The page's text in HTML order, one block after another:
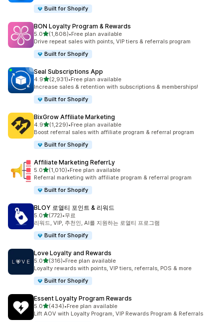
Built for Shopify
BON Loyalty Program & Rewards
5.0별 5개 중
(1,808)
총 리뷰 1808개
•Free plan available
Drive repeat sales with points, VIP tiers & referrals program
Built for Shopify
Seal Subscriptions App
4.9별 5개 중
(2,931)
총 리뷰 2931개
•Free plan available
Increase sales & retention with subscriptions & memberships!
Built for Shopify
BixGrow Affiliate Marketing
4.9별 5개 중
(1,229)
총 리뷰 1229개
•Free plan available
Boost referral sales with affiliate program & referral program
Built for Shopify
Affiliate Marketing ReferrLy
5.0별 5개 중
(1,010)
총 리뷰 1010개
•Free plan available
Referral marketing with affiliate program & referral program
Built for Shopify
BLOY 로열티 포인트 & 리워드
5.0별 5개 중
(772)
총 리뷰 772개
•무료
리워드, VIP, 추천인, AI를 지원하는 로열티 프로그램
Built for Shopify
Love Loyalty and Rewards
5.0별 5개 중
(316)
총 리뷰 316개
•Free plan available
Loyalty rewards with points, VIP tiers, referrals, POS & more
Built for Shopify
Essent Loyalty Program Rewards
5.0별 5개 중
(434)
총 리뷰 434개
•Free plan available
Lift AOV with Loyalty Program, VIP Rewards Program & Referrals